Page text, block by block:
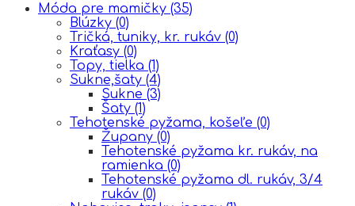
Móda pre mamičky (35)
Blúzky (0)
Tričká, tuniky, kr. rukáv (0)
Kraťasy (0)
Topy, tielka (1)
Sukne,šaty (4)
Sukne (3)
Šaty (1)
Tehotenské pyžama, košeľe (0)
Župany (0)
Tehotenské pyžama kr. rukáv, na
ramienka (0)
Tehotenské pyžama dl. rukáv, 3/4
rukáv (0)